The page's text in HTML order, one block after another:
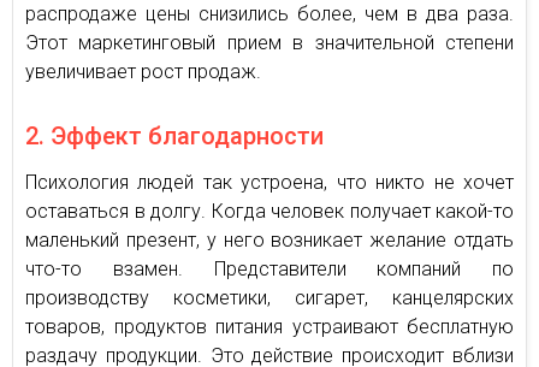
распродаже цены снизились более, чем в два раза.
Этот маркетинговый прием в значительной степени
увеличивает рост продаж.
2. Эффект благодарности
Психология людей так устроена, что никто не хочет
оставаться в долгу. Когда человек получает какой-то
маленький презент, у него возникает желание отдать
что-то взамен. Представители компаний по
производству косметики, сигарет, канцелярских
товаров, продуктов питания устраивают бесплатную
раздачу продукции. Это действие происходит вблизи